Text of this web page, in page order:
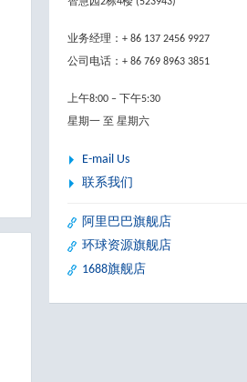
产品料号：MC05A2LWAB
产品料号：MC05A2RWAB
业务经理：+ 86 137 2456 9927
公司电话：+ 86 769 8963 3851
上午8:00 – 下午5:30
星期一 至 星期六
E-mail Us
联系我们
阿里巴巴旗舰店
环球资源旗舰店
1688旗舰店